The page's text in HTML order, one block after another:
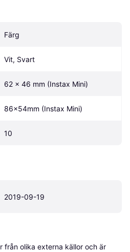
Färg
Vit, Svart
62 x 46 mm (Instax Mini)
86x54mm (Instax Mini)
10
2019-09-19
från olika externa källor och är